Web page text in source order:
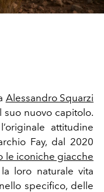
Alessandro Squarzi
suo nuovo capitolo.
attitudine
Fay, dal 2020
le iconiche giacche
loro naturale vita
specifico, delle